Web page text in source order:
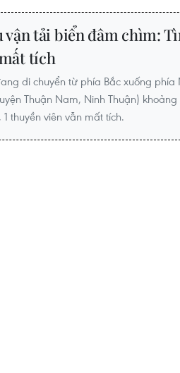
vận tải biển đâm chìm:
tích
di chuyển từ phía Bắc xuống
Thuận Nam, Ninh Thuận)
thuyền viên vẫn mất tích.